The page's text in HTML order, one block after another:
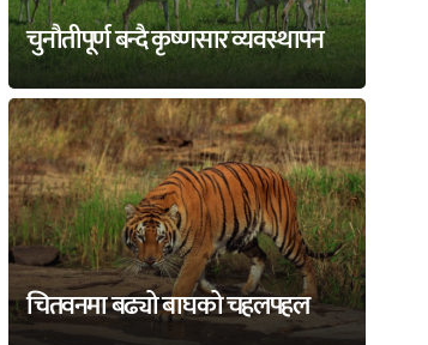
चुनौतीपूर्ण बन्दै कृष्णसार व्यवस्थापन
चितवनमा बढ्यो बाघको चहलपहल